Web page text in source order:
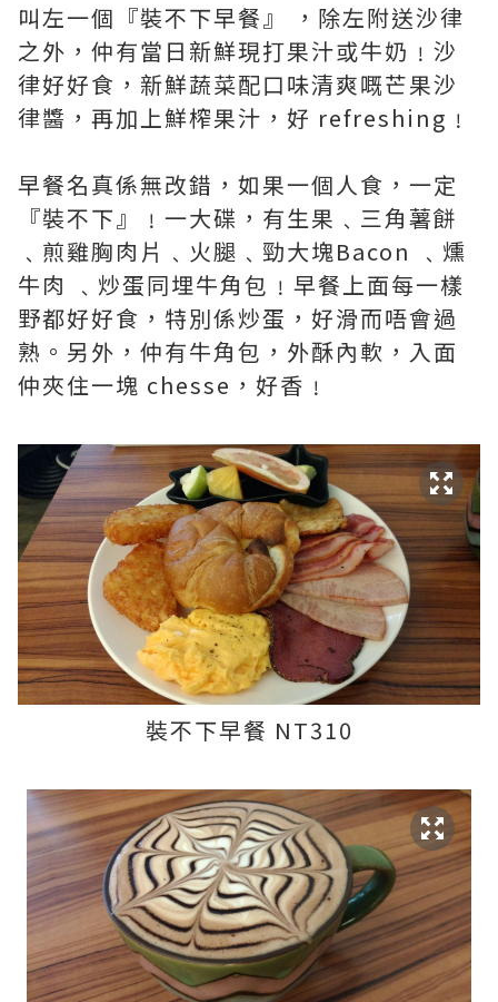
叫左一個『裝不下早餐』 ，除左附送沙律
之外，仲有當日新鮮現打果汁或牛奶﹗沙
律好好食，新鮮蔬菜配口味清爽嘅芒果沙
律醬，再加上鮮榨果汁，好 refreshing﹗
早餐名真係無改錯，如果一個人食，一定
『裝不下』﹗一大碟，有生果﹑三角薯餅
﹑煎雞胸肉片﹑火腿﹑勁大塊Bacon ﹑燻
牛肉 ﹑炒蛋同埋牛角包﹗早餐上面每一樣
野都好好食，特別係炒蛋，好滑而唔會過
熟。另外，仲有牛角包，外酥內軟，入面
仲夾住一塊 chesse，好香﹗
裝不下早餐 NT310